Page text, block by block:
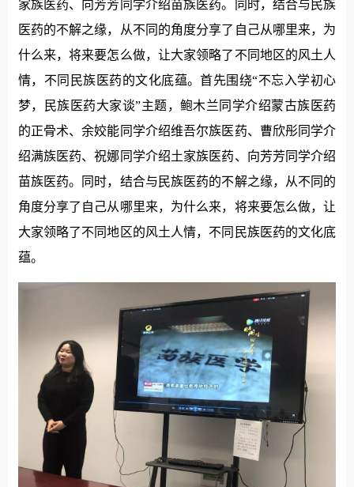
家族医药、向芳芳同学介绍苗族医药。同时，结合与民族
医药的不解之缘，从不同的角度分享了自己从哪里来，为
什么来，将来要怎么做，让大家领略了不同地区的风土人
情，不同民族医药的文化底蕴。首先围绕“不忘入学初心
梦，民族医药大家谈”主题，鲍木兰同学介绍蒙古族医药
的正骨术、余姣能同学介绍维吾尔族医药、曹欣彤同学介
绍满族医药、祝娜同学介绍土家族医药、向芳芳同学介绍
苗族医药。同时，结合与民族医药的不解之缘，从不同的
角度分享了自己从哪里来，为什么来，将来要怎么做，让
大家领略了不同地区的风土人情，不同民族医药的文化底
蕴。